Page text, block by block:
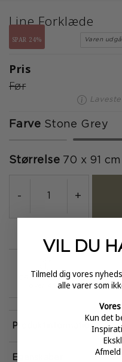
Line Forklæde
SPAR 24% Varen
Pris
Før
Farve Stone Grey
Størrelse 70 x 91 cm
- +
GRATIS FRAGT
over 499
Egenskaber
Produktinformation
VIL DU
Tilmeld dig vores
alle varer som
Kun det